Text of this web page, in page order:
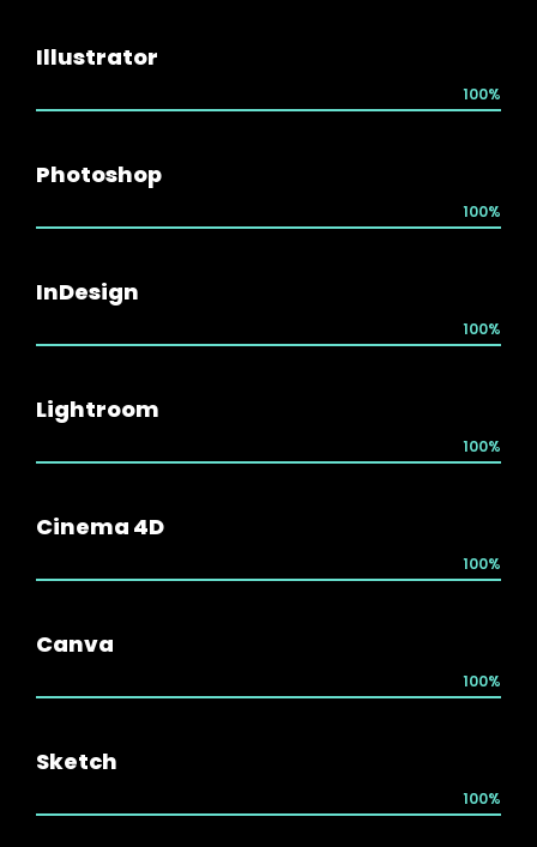
Illustrator
100%
Photoshop
100%
InDesign
100%
Lightroom
100%
Cinema 4D
100%
Canva
100%
Sketch
100%